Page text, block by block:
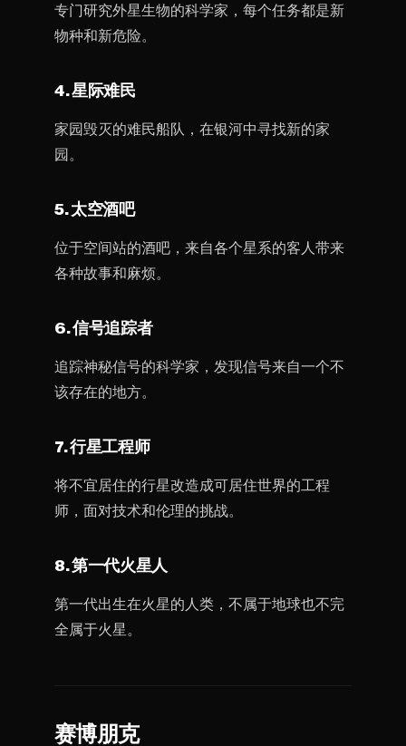
专门研究外星生物的科学家，每个任务都是新
物种和新危险。
4. 星际难民
家园毁灭的难民船队，在银河中寻找新的家
园。
5. 太空酒吧
位于空间站的酒吧，来自各个星系的客人带来
各种故事和麻烦。
6. 信号追踪者
追踪神秘信号的科学家，发现信号来自一个不
该存在的地方。
7. 行星工程师
将不宜居住的行星改造成可居住世界的工程
师，面对技术和伦理的挑战。
8. 第一代火星人
第一代出生在火星的人类，不属于地球也不完
全属于火星。
赛博朋克